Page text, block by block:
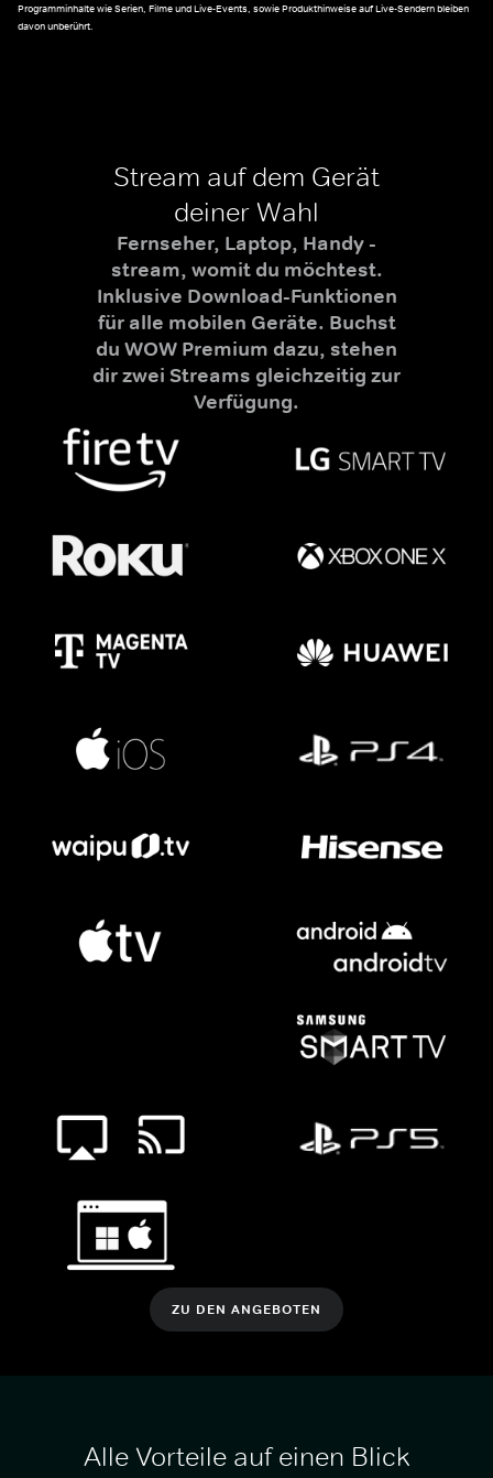
Programminhalte wie Serien, Filme und Live-Events, sowie Produkthinweise auf Live-Sendern bleiben
davon unberührt.
Stream auf dem Gerät
deiner Wahl
Fernseher, Laptop, Handy -
stream, womit du möchtest.
Inklusive Download-Funktionen
für alle mobilen Geräte. Buchst
du WOW Premium dazu, stehen
dir zwei Streams gleichzeitig zur
Verfügung.
ZU DEN ANGEBOTEN
Alle Vorteile auf einen Blick